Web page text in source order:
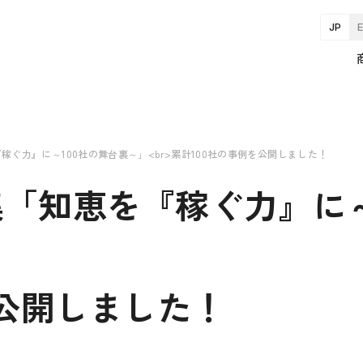
JP
ぐ力』に～100社の舞台裏～」<br>累計100社の事例を公開しました！
知恵を『稼ぐ力』に
しました！